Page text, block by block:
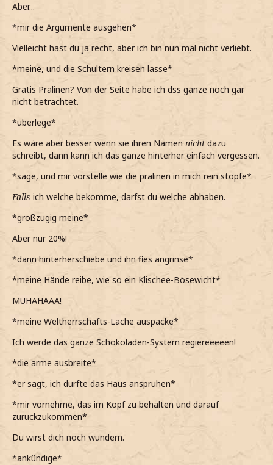
Aber...
*mir die Argumente ausgehen*
Vielleicht hast du ja recht, aber ich bin nun mal nicht verliebt.
*meine, und die Schultern kreisen lasse*
Gratis Pralinen? Von der Seite habe ich dss ganze noch gar
nicht betrachtet.
*überlege*
Es wäre aber besser wenn sie ihren Namen nicht dazu
schreibt, dann kann ich das ganze hinterher einfach vergessen.
*sage, und mir vorstelle wie die pralinen in mich rein stopfe*
Falls ich welche bekomme, darfst du welche abhaben.
*großzügig meine*
Aber nur 20%!
*dann hinterherschiebe und ihn fies angrinse*
*meine Hände reibe, wie so ein Klischee-Bösewicht*
MUHAHAAA!
*meine Weltherrschafts-Lache auspacke*
Ich werde das ganze Schokoladen-System regiereeeeen!
*die arme ausbreite*
*er sagt, ich dürfte das Haus ansprühen*
*mir vornehme, das im Kopf zu behalten und darauf
zurückzukommen*
Du wirst dich noch wundern.
*ankündige*